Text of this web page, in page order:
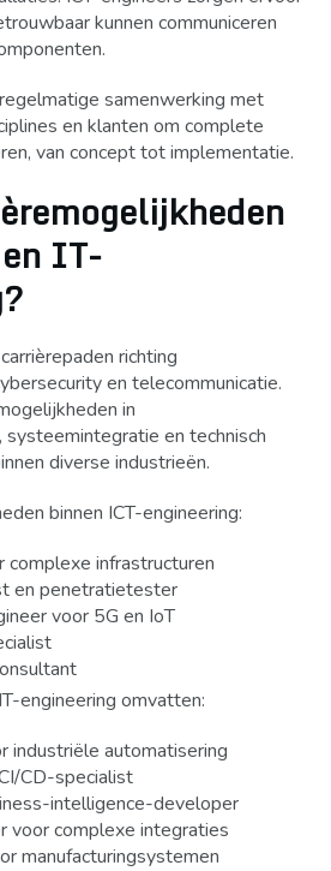
kunnen communiceren
samenwerking met
en klanten om complete
van concept tot implementatie.
IT-
richting
en telecommunicatie.
in
en technisch
diverse industrieën.
binnen ICT-engineering:
infrastructuren
en penetratietester
voor 5G en IoT
engineering omvatten:
industriële automatisering
CD-specialist
intelligence-developer
voor complexe integraties
manufacturingsystemen